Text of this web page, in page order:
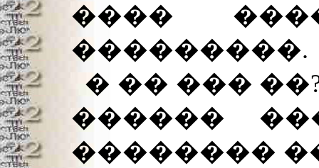
����
���������.
� �� ���
������
��������